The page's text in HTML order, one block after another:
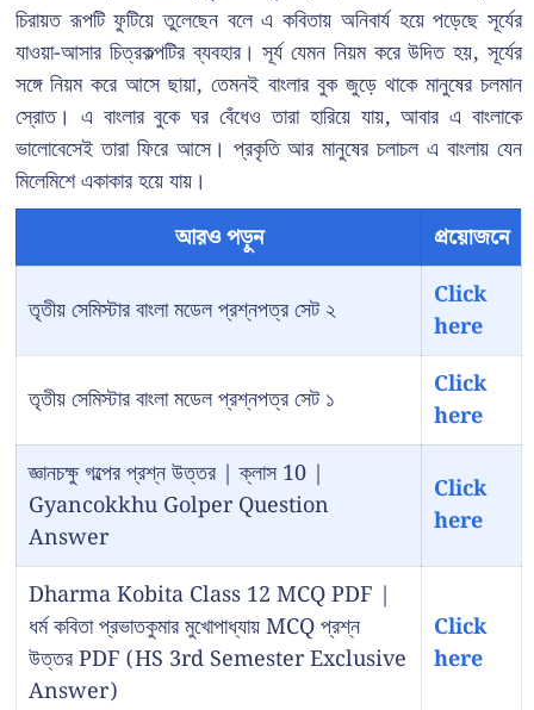
চিরায়ত রূপটি ফুটিয়ে তুলেছেন বলে এ কবিতায় অনিবার্য হয়ে পড়েছে সূর্যের
যাওয়া-আসার চিত্রকল্পটির ব্যবহার। সূর্য যেমন নিয়ম করে উদিত হয়, সূর্যের
সঙ্গে নিয়ম করে আসে ছায়া, তেমনই বাংলার বুক জুড়ে থাকে মানুষের চলমান
স্রোত। এ বাংলার বুকে ঘর বেঁধেও তারা হারিয়ে যায়, আবার এ বাংলাকে
ভালোবেসেই তারা ফিরে আসে। প্রকৃতি আর মানুষের চলাচল এ বাংলায় যেন
মিলেমিশে একাকার হয়ে যায়।
আরও পড়ুন
প্রয়োজনে
তৃতীয় সেমিস্টার বাংলা মডেল প্রশ্নপত্র সেট ২
Click
here
তৃতীয় সেমিস্টার বাংলা মডেল প্রশ্নপত্র সেট ১
Click
here
জ্ঞানচক্ষু গল্পের প্রশ্ন উত্তর | ক্লাস 10 |
Gyancokkhu Golper Question
Answer
Click
here
Dharma Kobita Class 12 MCQ PDF |
ধর্ম কবিতা প্রভাতকুমার মুখোপাধ্যায় MCQ প্রশ্ন
উত্তর PDF (HS 3rd Semester Exclusive
Answer)
Click
here